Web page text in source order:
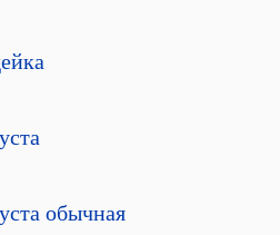
обычная